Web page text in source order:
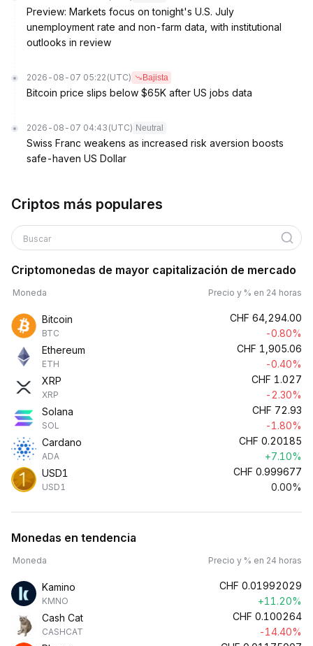
Preview: Markets focus on tonight's U.S. July
unemployment rate and non-farm data, with institutional
outlooks in review
2026-08-07 05:22 (UTC) Bajista
Bitcoin price slips below $65K after US jobs data
2026-08-07 04:43 (UTC) Neutral
Swiss Franc weakens as increased risk aversion boosts
safe-haven US Dollar
Criptos más populares
Buscar
Criptomonedas de mayor capitalización de mercado
Moneda Precio y % en 24 horas
Bitcoin
BTC
CHF 64,294.00
-0.80%
Ethereum
ETH
CHF 1,905.06
-0.40%
XRP
XRP
CHF 1.027
-2.30%
Solana
SOL
CHF 72.93
-1.80%
Cardano
ADA
CHF 0.20185
+7.10%
USD1
USD1
CHF 0.999677
0.00%
Monedas en tendencia
Moneda Precio y % en 24 horas
Kamino
KMNO
CHF 0.01992029
+11.20%
Cash Cat
CASHCAT
CHF 0.100264
-14.40%